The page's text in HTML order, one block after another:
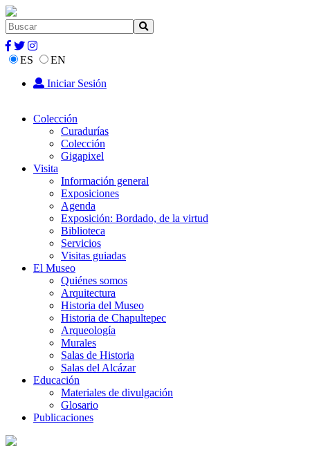
ES
EN
Iniciar Sesión
Colección
Curadurías
Colección
Gigapixel
Visita
Información general
Exposiciones
Agenda
Exposición: Bordado, de la virtud
Biblioteca
Servicios
Visitas guiadas
El Museo
Quiénes somos
Arquitectura
Historia del Museo
Historia de Chapultepec
Arqueología
Murales
Salas de Historia
Salas del Alcázar
Educación
Materiales de divulgación
Glosario
Publicaciones